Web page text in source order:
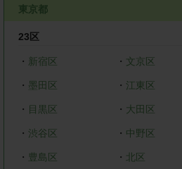
東京都
23区
・ 新宿区 ・ 文京区
・ 墨田区 ・ 江東区
・ 目黒区 ・ 大田区
・ 渋谷区 ・ 中野区
・ 豊島区 ・ 北区